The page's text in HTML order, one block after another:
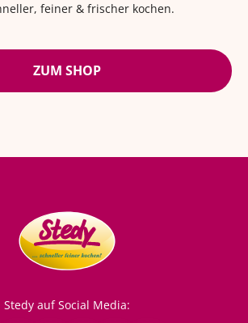
feiner & frischer kochen.
ZUM SHOP
Stedy auf Social Media: